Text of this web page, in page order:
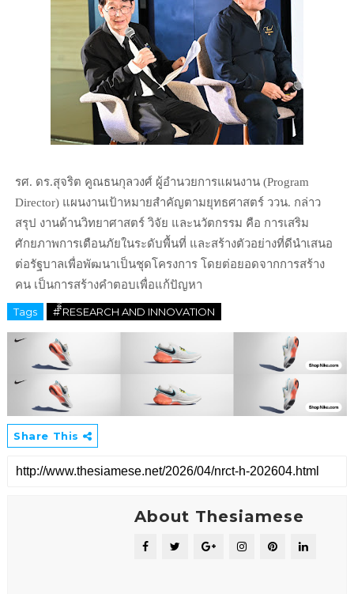
รศ. ดร.สุจริต คูณธนกุลวงศ์ ผู้อำนวยการแผนงาน (Program
Director) แผนงานเป้าหมายสำคัญตามยุทธศาสตร์ ววน. กล่าว
สรุป งานด้านวิทยาศาสตร์ วิจัย และนวัตกรรม คือ การเสริม
ศักยภาพการเตือนภัยในระดับพื้นที่ และสร้างตัวอย่างที่ดีนำเสนอ
ต่อรัฐบาลเพื่อพัฒนาเป็นชุดโครงการ โดยต่อยอดจากการสร้าง
คน เป็นการสร้างคำตอบเพื่อแก้ปัญหา
Tags # ิิีิิิิิRESEARCH AND INNOVATION
Share This
About Thesiamese